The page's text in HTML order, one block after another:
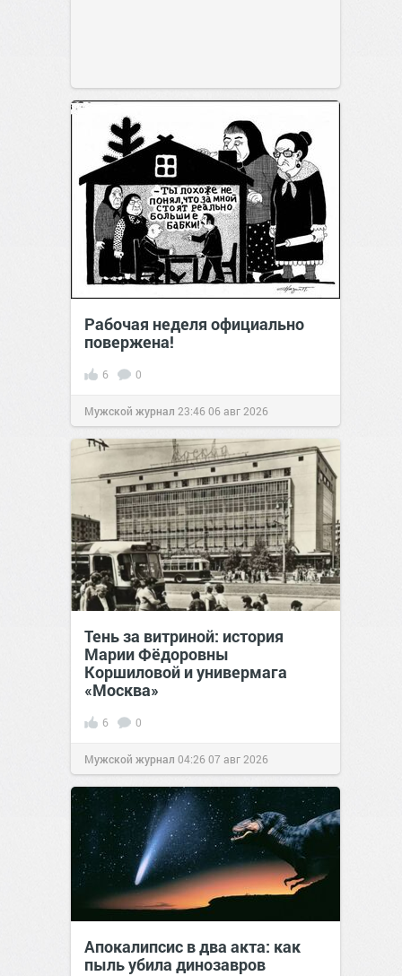
Рабочая неделя официально
повержена!
6 0
Мужской журнал 23:4606 авг 2026
Тень за витриной: история
Марии Фёдоровны
Коршиловой и универмага
«Москва»
6 0
Мужской журнал 04:2607 авг 2026
Апокалипсис в два акта: как
пыль убила динозавров